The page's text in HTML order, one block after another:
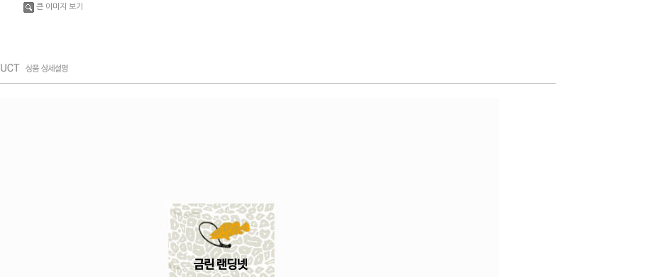
큰 이미지 보기